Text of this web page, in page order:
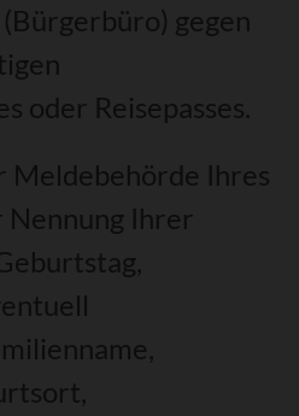
gegen
oder Reisepasses.
Meldebehörde Ihres
Ihrer